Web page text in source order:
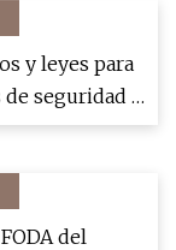
y leyes para
de seguridad y
elevados en
del